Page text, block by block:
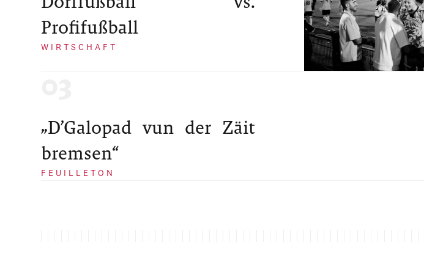
Profifußball
WIRTSCHAFT
„D’Galopad vun der Zäit
bremsen“
FEUILLETON